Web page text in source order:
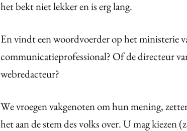
het bekt niet lekker en is erg lang.
En vindt een woordvoerder op het ministerie
communicatieprofessional? Of de directeur
webredacteur?
We vroegen vakgenoten om hun mening,
het aan de stem des volks over. U mag kiezen